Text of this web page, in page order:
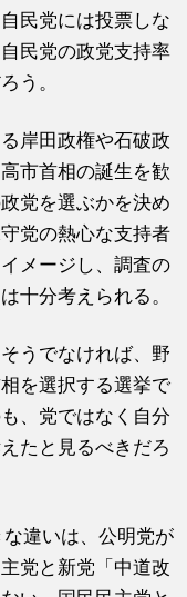
民党には投票しな
民党の政党支持率
う。
岸田政権や石破政
市首相の誕生を歓
党を選ぶかを決め
党の熱心な支持者
メージし、調査の
十分考えられる。
うでなければ、野
を選択する選挙で
、党ではなく自分
たと見るべきだろ
違いは、公明党が
党と新党「中道改